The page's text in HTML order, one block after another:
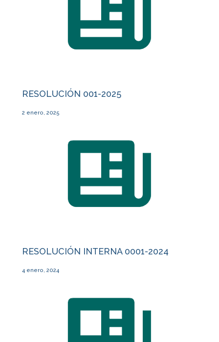
RESOLUCIÓN 001-2025
2 enero, 2025
RESOLUCIÓN INTERNA 0001-2024
4 enero, 2024